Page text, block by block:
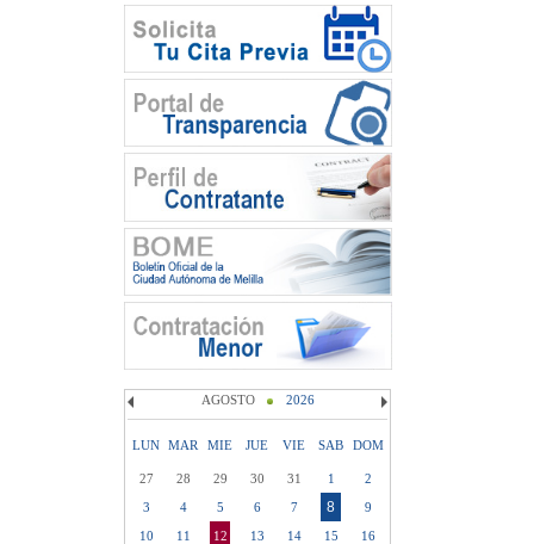
AGOSTO 2026
LUN MAR MIE JUE VIE SAB DOM
27 28 29 30 31 1
2
3
4 5 6 7 8
9
10
11 12 13 14 15
16